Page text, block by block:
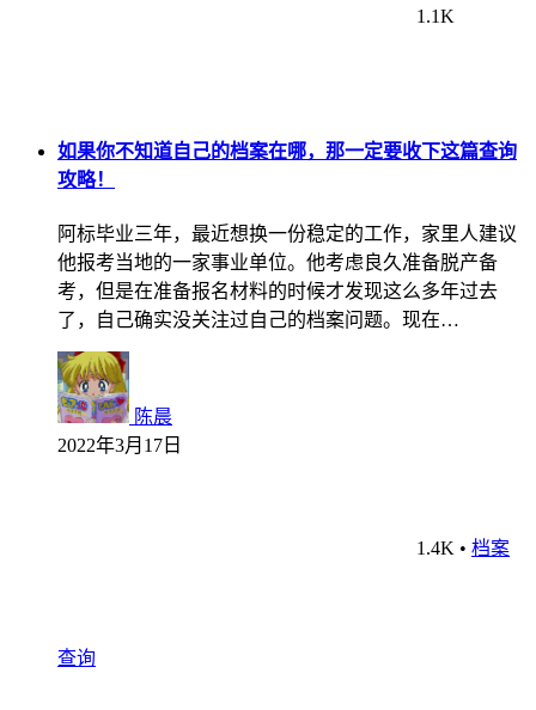
1.1K
如果你不知道自己的档案在哪，那一定要收下这篇查询
攻略！
阿标毕业三年，最近想换一份稳定的工作，家里人建议
他报考当地的一家事业单位。他考虑良久准备脱产备
考，但是在准备报名材料的时候才发现这么多年过去
了，自己确实没关注过自己的档案问题。现在…
陈晨
2022年3月17日
1.4K • 档案
查询